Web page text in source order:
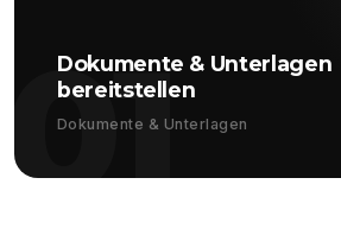
01
Dokumente & Unterlagen
bereitstellen
Dokumente & Unterlagen